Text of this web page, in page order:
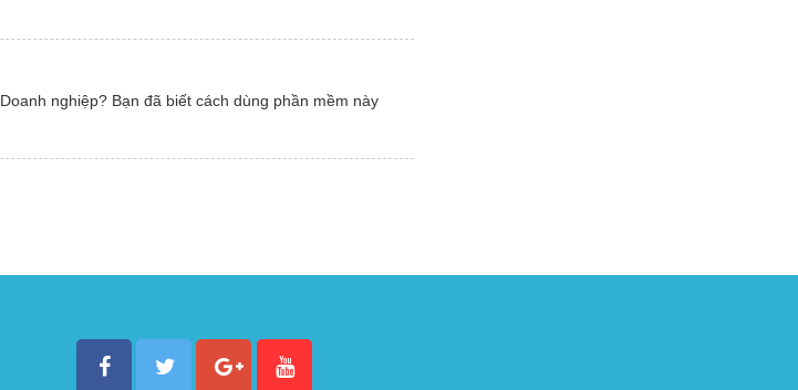
nghiệp? Bạn đã biết cách dùng phần mềm này